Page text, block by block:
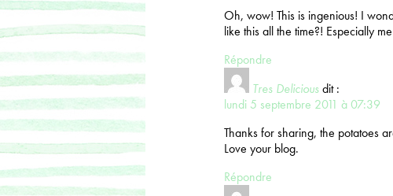
Oh, wow! This is ingenious! I
like this all the time?! Especially
Répondre
Tres Delicious dit :
lundi 5 septembre 2011 à 07:39
Thanks for sharing, the potatoes
Love your blog.
Répondre